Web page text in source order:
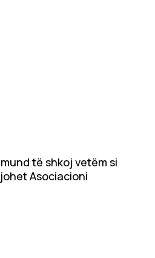
të shkoj vetëm si
Asociacioni